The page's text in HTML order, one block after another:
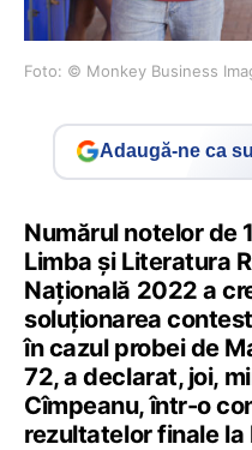
Foto: © Monkey Business
Adaugă-ne ca
Numărul notelor de
Limba și Literatura
Națională 2022 a
soluționarea
în cazul probei de
72, a declarat, joi,
Cîmpeanu, într-o
rezultatelor finale la